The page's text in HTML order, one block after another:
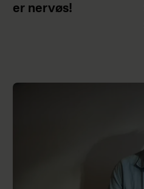
er nervøs!